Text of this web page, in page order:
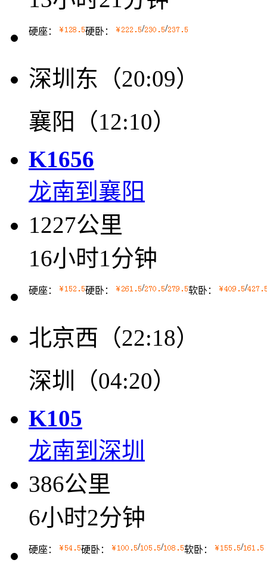
硬座： 硬卧： / /
深圳东（20:09）
襄阳（12:10）
K1656
龙南到襄阳
1227公里
16小时1分钟
硬座： 硬卧： / / 软卧： /
北京西（22:18）
深圳（04:20）
K105
龙南到深圳
386公里
6小时2分钟
硬座： 硬卧： / / 软卧： /